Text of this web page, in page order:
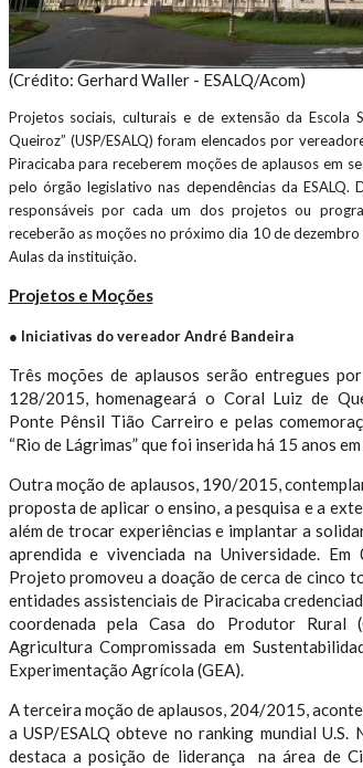
(Crédito: Gerhard Waller - ESALQ/Acom)
Projetos sociais, culturais e de extensão da Escola
Queiroz” (USP/ESALQ) foram elencados por
Piracicaba para receberem moções de aplausos em
pelo órgão legislativo nas dependências da ESALQ.
responsáveis por cada um dos projetos ou
receberão as moções no próximo dia 10 de
Aulas da instituição.
Projetos e Moções
● Iniciativas do vereador André Bandeira
Três moções de aplausos serão entregues
128/2015, homenageará o Coral Luiz de
Ponte Pênsil Tião Carreiro e pelas
“Rio de Lágrimas” que foi inserida há 15 anos
Outra moção de aplausos, 190/2015,
proposta de aplicar o ensino, a pesquisa e a
além de trocar experiências e implantar a
aprendida e vivenciada na Universidade.
Projeto promoveu a doação de cerca de cinco
entidades assistenciais de Piracicaba
coordenada pela Casa do Produtor Rural
Agricultura Compromissada em
Experimentação Agrícola (GEA).
A terceira moção de aplausos, 204/2015,
a USP/ESALQ obteve no ranking mundial
destaca a posição de liderança na área de